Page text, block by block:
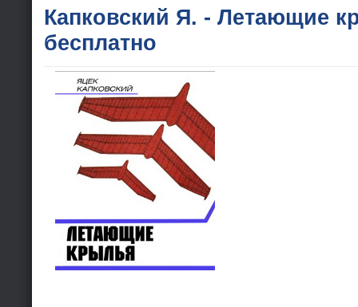
Капковский Я. - Летающие
бесплатно